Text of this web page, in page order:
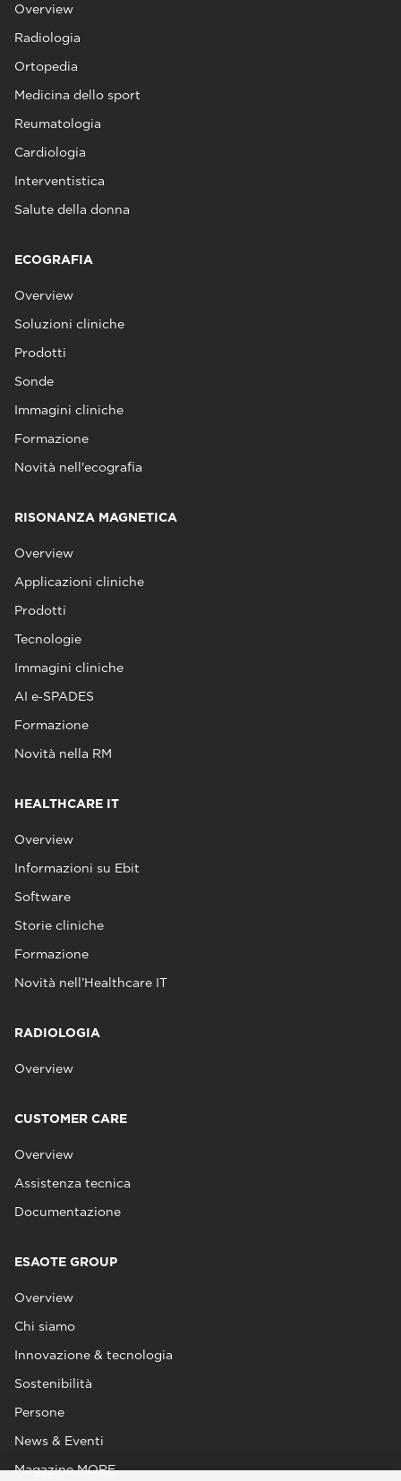
Overview
Radiologia
Ortopedia
Medicina dello sport
Reumatologia
Cardiologia
Interventistica
Salute della donna
ECOGRAFIA
Overview
Soluzioni cliniche
Prodotti
Sonde
Immagini cliniche
Formazione
Novità nell'ecografia
RISONANZA MAGNETICA
Overview
Applicazioni cliniche
Prodotti
Tecnologie
Immagini cliniche
AI e‑SPADES
Formazione
Novità nella RM
HEALTHCARE IT
Overview
Informazioni su Ebit
Software
Storie cliniche
Formazione
Novità nell’Healthcare IT
RADIOLOGIA
Overview
CUSTOMER CARE
Overview
Assistenza tecnica
Documentazione
ESAOTE GROUP
Overview
Chi siamo
Innovazione & tecnologia
Sostenibilità
Persone
News & Eventi
Magazine MORE